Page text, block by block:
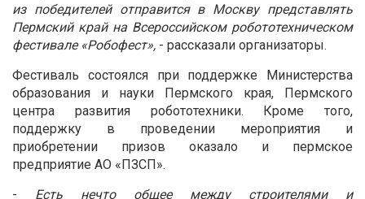
из победителей отправится в Москву представлять
Пермский край на Всероссийском робототехническом
фестивале «Робофест», - рассказали организаторы.
Фестиваль состоялся при поддержке Министерства
образования и науки Пермского края, Пермского
центра развития робототехники. Кроме того,
поддержку в проведении мероприятия и
приобретении призов оказало и пермское
предприятие АО «ПЗСП».
- Есть нечто общее между строителями и